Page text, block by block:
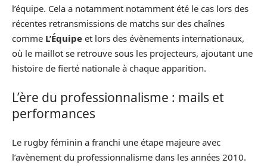
l’équipe. Cela a notamment notamment été le cas lors des
récentes retransmissions de matchs sur des chaînes
comme L’Équipe et lors des évènements internationaux,
où le maillot se retrouve sous les projecteurs, ajoutant une
histoire de fierté nationale à chaque apparition.
L’ère du professionnalisme : mails et
performances
Le rugby féminin a franchi une étape majeure avec
l’avènement du professionnalisme dans les années 2010.